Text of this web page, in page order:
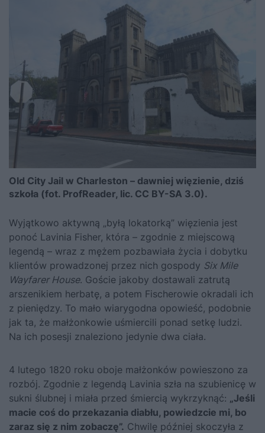
Old City Jail w Charleston – dawniej więzienie, dziś
szkoła (fot. ProfReader, lic. CC BY-SA 3.0).
Wyjątkowo aktywną „byłą lokatorką” więzienia jest
ponoć Lavinia Fisher, która – zgodnie z miejscową
legendą – wraz z mężem pozbawiała życia i dobytku
klientów prowadzonej przez nich gospody Six Mile
Wayfarer House. Goście jakoby dostawali zatrutą
arszenikiem herbatę, a potem Fischerowie okradali ich
z pieniędzy. To mało wiarygodna opowieść, podobnie
jak ta, że małżonkowie uśmiercili ponad setkę ludzi.
Na ich posesji znaleziono jedynie dwa ciała.
4 lutego 1820 roku oboje małżonków powieszono za
rozbój. Zgodnie z legendą Lavinia szła na szubienicę w
sukni ślubnej i miała przed śmiercią wykrzyknąć: „Jeśli
macie coś do przekazania diabłu, powiedzcie mi, bo
zaraz się z nim zobaczę”. Chwilę później skoczyła z